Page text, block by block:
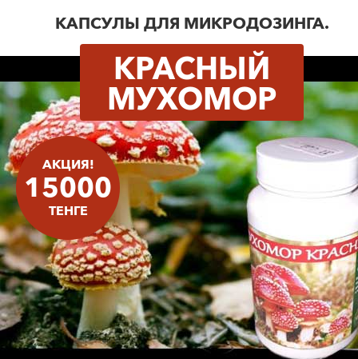
КАПСУЛЫ ДЛЯ МИКРОДОЗИНГА.
КРАСНЫЙ
МУХОМОР
АКЦИЯ!
15000
ТЕНГЕ